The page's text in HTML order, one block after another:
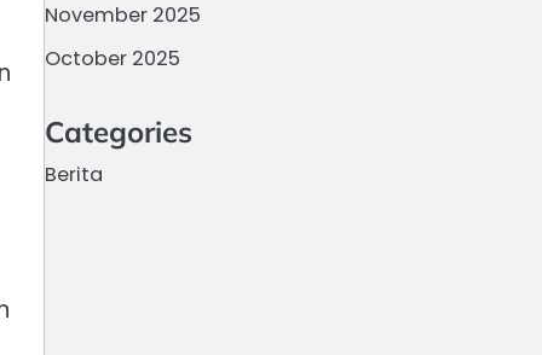
November 2025
October 2025
Categories
Berita